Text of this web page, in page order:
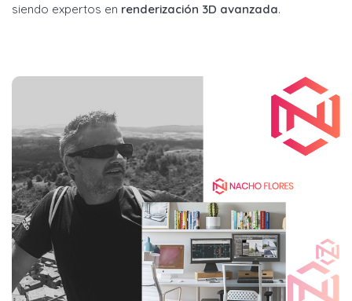
siendo expertos en renderización 3D avanzada.